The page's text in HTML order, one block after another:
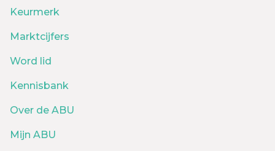
Keurmerk
Marktcijfers
Word lid
Kennisbank
Over de ABU
Mijn ABU